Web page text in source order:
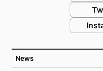
News